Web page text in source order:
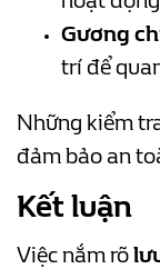
Gương
trí để
Những kiểm
đảm bảo an
Kết luận
Việc nắm rõ